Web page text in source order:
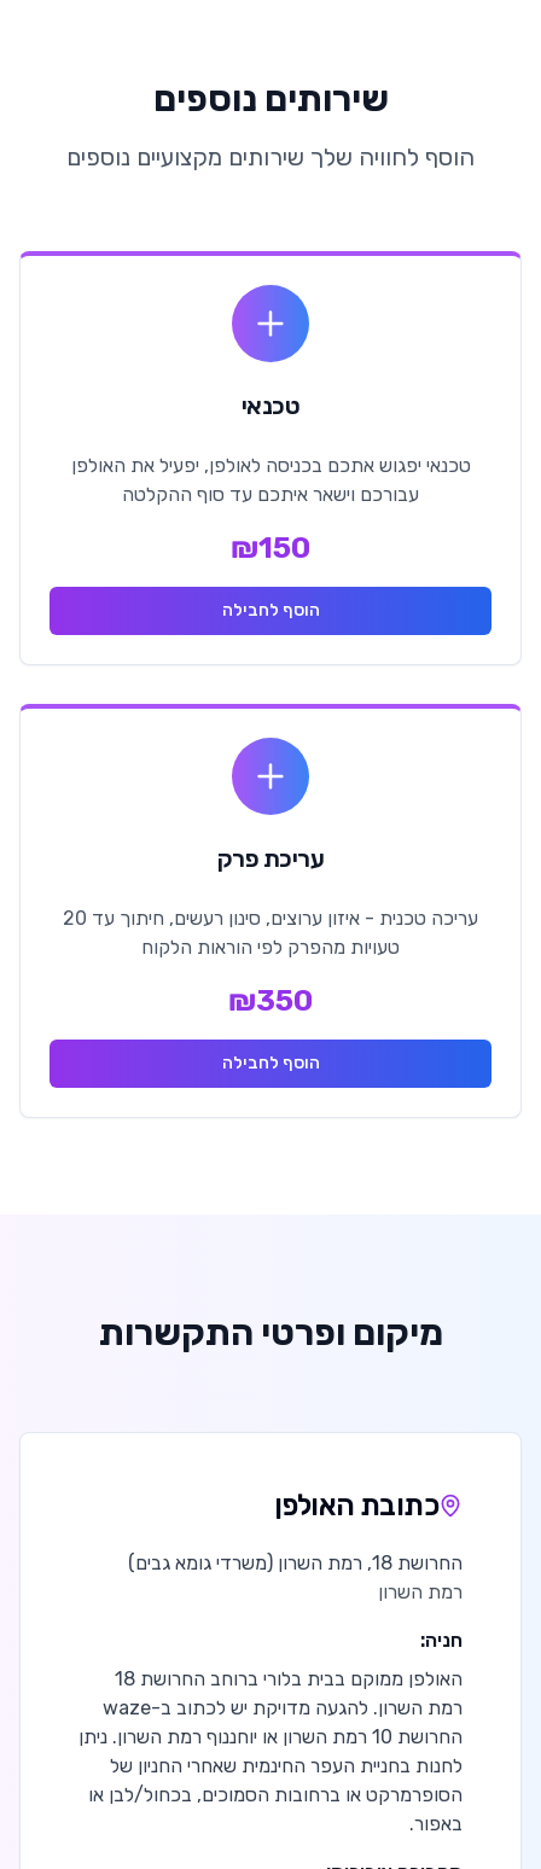
שירותים נוספים
הוסף לחוויה שלך שירותים מקצועיים נוספים
טכנאי
טכנאי יפגוש אתכם בכניסה לאולפן, יפעיל את האולפן
עבורכם וישאר איתכם עד סוף ההקלטה
₪150
הוסף לחבילה
עריכת פרק
עריכה טכנית - איזון ערוצים, סינון רעשים, חיתוך עד 20
טעויות מהפרק לפי הוראות הלקוח
₪350
הוסף לחבילה
מיקום ופרטי התקשרות
כתובת האולפן
החרושת 18, רמת השרון (משרדי גומא גבים)
רמת השרון
חניה:
האולפן ממוקם בבית בלורי ברוחב החרושת 18
רמת השרון. להגעה מדויקת יש לכתוב ב-waze
החרושת 10 רמת השרון או יוחננוף רמת השרון. ניתן
לחנות בחניית העפר החינמית שאחרי החניון של
הסופרמרקט או ברחובות הסמוכים, בכחול/לבן או
באפור.